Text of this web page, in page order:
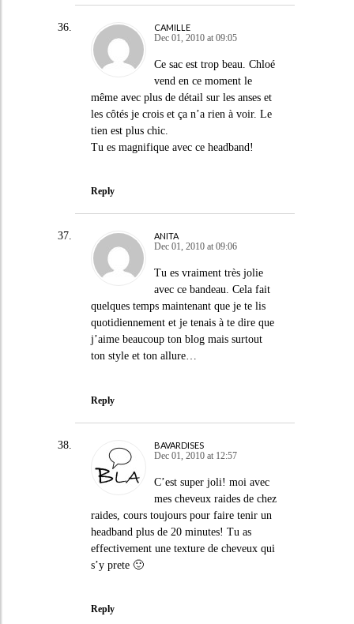
CAMILLE
Dec 01, 2010 at 09:05
Ce sac est trop beau. Chloé
vend en ce moment le
même avec plus de détail sur les anses et
les côtés je crois et ça n’a rien à voir. Le
tien est plus chic.
Tu es magnifique avec ce headband!
Reply
ANITA
Dec 01, 2010 at 09:06
Tu es vraiment très jolie
avec ce bandeau. Cela fait
quelques temps maintenant que je te lis
quotidiennement et je tenais à te dire que
j’aime beaucoup ton blog mais surtout
ton style et ton allure…
Reply
BAVARDISES
Dec 01, 2010 at 12:57
C’est super joli! moi avec
mes cheveux raides de chez
raides, cours toujours pour faire tenir un
headband plus de 20 minutes! Tu as
effectivement une texture de cheveux qui
s’y prete 🙂
Reply